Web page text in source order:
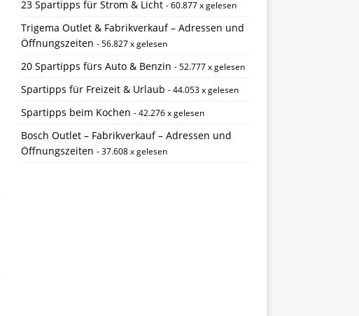
23 Spartipps für Strom & Licht - 60.877 x gelesen
Trigema Outlet & Fabrikverkauf – Adressen und
Öffnungszeiten - 56.827 x gelesen
20 Spartipps fürs Auto & Benzin - 52.777 x gelesen
Spartipps für Freizeit & Urlaub - 44.053 x gelesen
Spartipps beim Kochen - 42.276 x gelesen
Bosch Outlet – Fabrikverkauf – Adressen und
Öffnungszeiten - 37.608 x gelesen